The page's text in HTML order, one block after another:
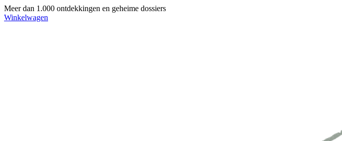
Meer dan 1.000 ontdekkingen en geheime dossiers
Winkelwagen